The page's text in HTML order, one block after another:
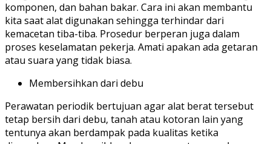
komponen, dan bahan bakar. Cara ini akan membantu
kita saat alat digunakan sehingga terhindar dari
kemacetan tiba-tiba. Prosedur berperan juga dalam
proses keselamatan pekerja. Amati apakan ada getaran
atau suara yang tidak biasa.
Membersihkan dari debu
Perawatan periodik bertujuan agar alat berat tersebut
tetap bersih dari debu, tanah atau kotoran lain yang
tentunya akan berdampak pada kualitas ketika